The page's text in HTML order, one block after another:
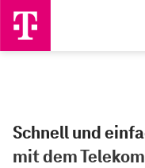
Schnell und
mit dem